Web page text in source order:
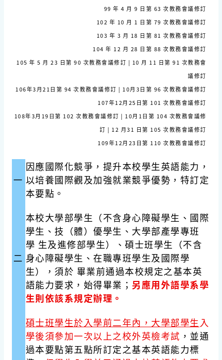
99 年 4 月 9 日第 63 次教務會議修訂
102 年 10 月 1 日第 79 次教務會議修訂
103 年 3 月 18 日第 81 次教務會議修訂
104 年 12 月 28 日第 88 次教務會議修訂
105 年 5 月 23 日第 90 次教務會議修訂 | 10 月 11 日第 91 次教務會
議修訂
106年3月21日第 94 次教務會議修訂 | 10月3日第 96 次教務會議修訂
107年12月25日第 101 次教務會議修訂
108年3月19日第 102 次教務會議修訂 | 10月1日第 104 次教務會議修
訂 | 12 月31 日第 105 次教務會議修訂
109年12月23日第 110 次教務會議修訂
一
因應國際化競爭，提升本校學生英語能力，
以培養國際觀及加強就業競爭優勢，特訂定
本要點。
二
本校大學部學生（不含身心障礙學生、國際
學生、技（體）優學生、大學部產學專班
學 生及進修部學生）、碩士班學生（不含
身心障礙學生、在職專班學生及國際學
生），須於 畢業前通過本校規定之基本英
語能力要求，始得畢業； 另應用外語學系學
生則依該系規定辦理。
碩士班學生於入學前二年內，大學部學生入
學後須參加一次以上之校外英檢考試 ，並通
過本要點第五點所訂定之基本英語能力標